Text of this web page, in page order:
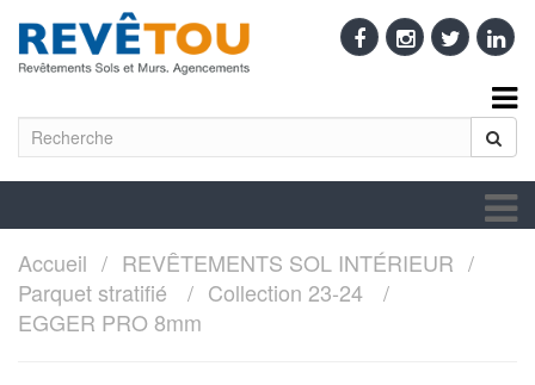
Accueil
REVÊTEMENTS SOL INTÉRIEUR
Parquet stratifié
Collection 23-24
EGGER PRO 8mm